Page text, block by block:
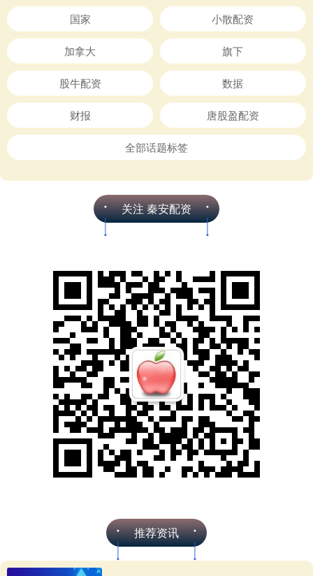
国家 小散配资
加拿大 旗下
股牛配资 数据
财报 唐股盈配资
全部话题标签
关注 秦安配资
推荐资讯